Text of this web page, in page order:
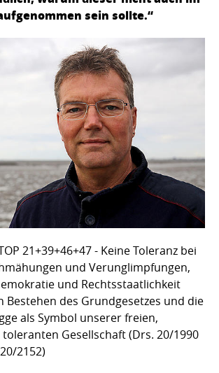
sein sollte.“
21+39+46+47 - Keine Toleranz bei
und Verunglimpfungen,
und Rechtsstaatlichkeit
Bestehen des Grundgesetzes und die
als Symbol unserer freien,
Gesellschaft (Drs. 20/1990
2152)